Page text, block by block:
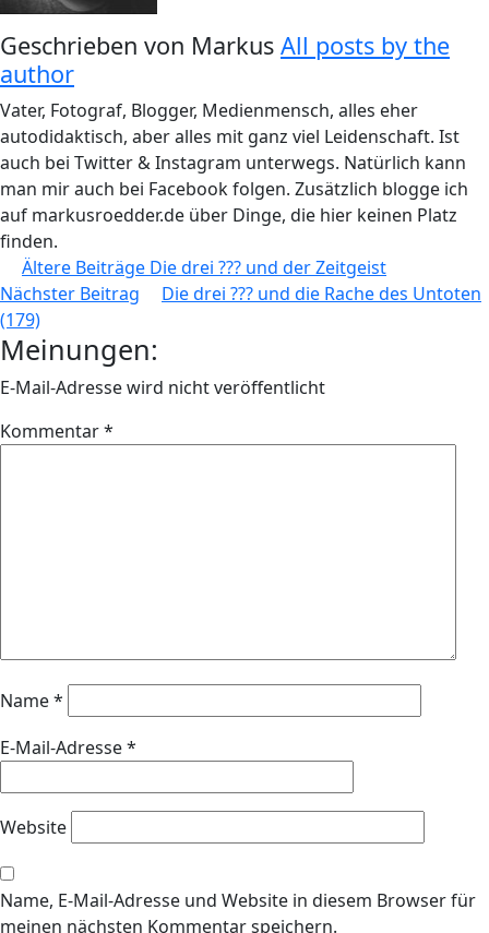
Geschrieben von Markus All posts by the
author
Vater, Fotograf, Blogger, Medienmensch, alles eher
autodidaktisch, aber alles mit ganz viel Leidenschaft. Ist
auch bei Twitter & Instagram unterwegs. Natürlich kann
man mir auch bei Facebook folgen. Zusätzlich blogge ich
auf markusroedder.de über Dinge, die hier keinen Platz
finden.
Beitragsnavigation
Ältere Beiträge Die drei ??? und der Zeitgeist
Nächster Beitrag
Die drei ??? und die Rache des Untoten
(179)
Meinungen:
E-Mail-Adresse wird nicht veröffentlicht
Kommentar*
Name*
E-Mail-Adresse*
Website
Name, E-Mail-Adresse und Website in diesem Browser für
meinen nächsten Kommentar speichern.